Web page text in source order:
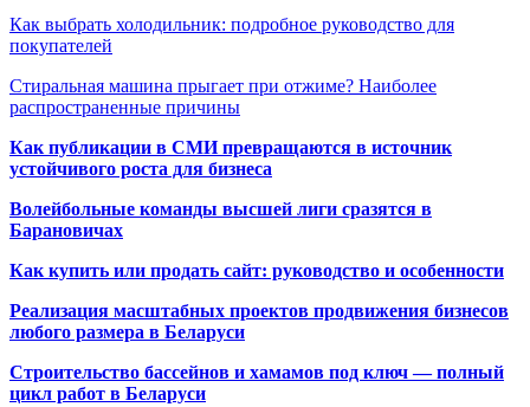
Как выбрать холодильник: подробное руководство для
покупателей
Стиральная машина прыгает при отжиме? Наиболее
распространенные причины
Как публикации в СМИ превращаются в источник
устойчивого роста для бизнеса
Волейбольные команды высшей лиги сразятся в
Барановичах
Как купить или продать сайт: руководство и особенности
Реализация масштабных проектов продвижения бизнесов
любого размера в Беларуси
Строительство бассейнов и хамамов под ключ — полный
цикл работ в Беларуси